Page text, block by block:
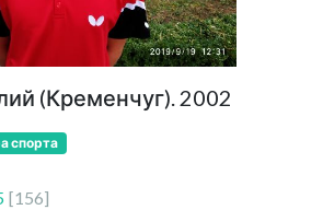
(Кременчуг). 2002
спорта
[156]